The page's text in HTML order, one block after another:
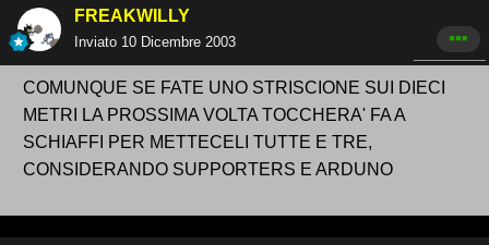
FREAKWILLY
Inviato 10 Dicembre 2003
COMUNQUE SE FATE UNO STRISCIONE SUI DIECI
METRI LA PROSSIMA VOLTA TOCCHERA' FA A
SCHIAFFI PER METTECELI TUTTE E TRE,
CONSIDERANDO SUPPORTERS E ARDUNO